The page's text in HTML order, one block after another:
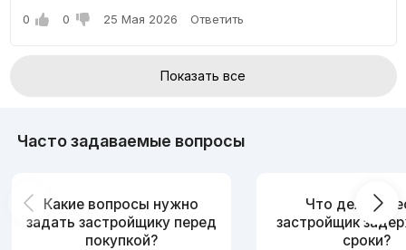
0 0 25 Мая 2026 Ответить
Показать все
Часто задаваемые вопросы
Какие вопросы нужно
задать застройщику перед
покупкой?
Что делать,
застройщик
сроки?